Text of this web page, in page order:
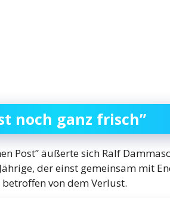
noch ganz frisch”
Post” äußerte sich Ralf
der einst gemeinsam mit
von dem Verlust.